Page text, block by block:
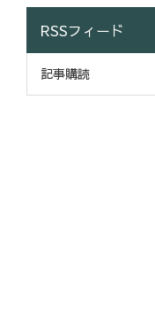
RSSフィード
記事購読